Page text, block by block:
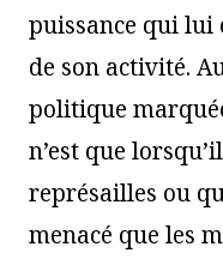
puissance qui lui
de son activité.
politique
n’est que
représailles ou
menacé que les